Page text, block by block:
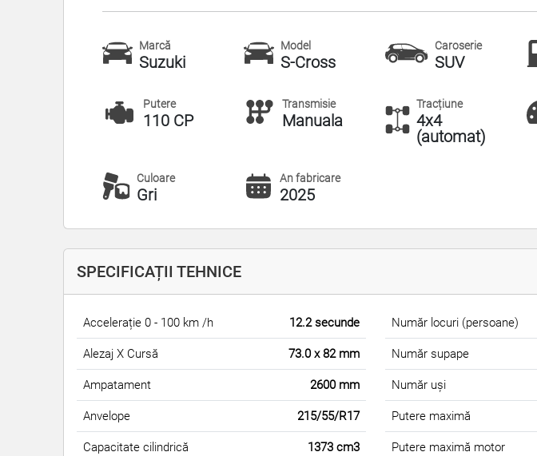
Marcă
Suzuki
Model
S-Cross
Caroserie
SUV
Putere
110 CP
Transmisie
Manuala
Tracțiune
4x4
(automat)
Culoare
Gri
An fabricare
2025
SPECIFICAȚII TEHNICE
Accelerație 0 - 100 km /h 12.2 secunde
Alezaj X Cursă 73.0 x 82 mm
Ampatament 2600 mm
Anvelope 215/55/R17
Capacitate cilindrică 1373 cm3
Număr locuri (persoane)
Număr supape
Număr uși
Putere maximă
Putere maximă motor